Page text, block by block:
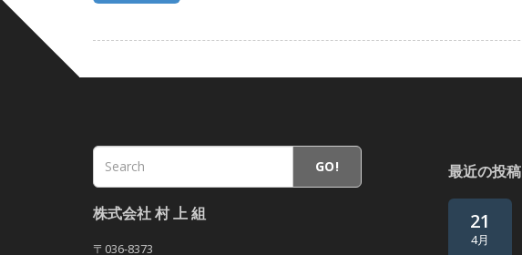
GO!
株式会社 村 上 組
〒036-8373
最近の投稿
21
4月